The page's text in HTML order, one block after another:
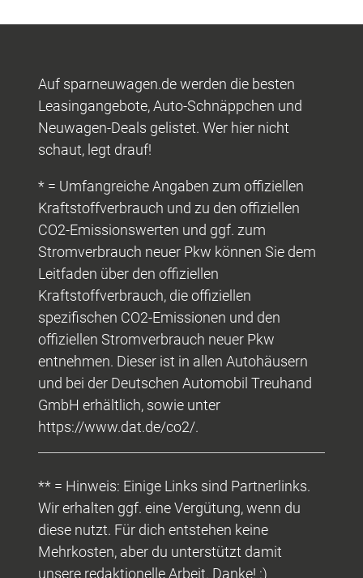
Auf sparneuwagen.de werden die besten
Leasingangebote, Auto-Schnäppchen und
Neuwagen-Deals gelistet. Wer hier nicht
schaut, legt drauf!
* = Umfangreiche Angaben zum offiziellen
Kraftstoffverbrauch und zu den offiziellen
CO2-Emissionswerten und ggf. zum
Stromverbrauch neuer Pkw können Sie dem
Leitfaden über den offiziellen
Kraftstoffverbrauch, die offiziellen
spezifischen CO2-Emissionen und den
offiziellen Stromverbrauch neuer Pkw
entnehmen. Dieser ist in allen Autohäusern
und bei der Deutschen Automobil Treuhand
GmbH erhältlich, sowie unter
https://www.dat.de/co2/.
** = Hinweis: Einige Links sind Partnerlinks.
Wir erhalten ggf. eine Vergütung, wenn du
diese nutzt. Für dich entstehen keine
Mehrkosten, aber du unterstützt damit
unsere redaktionelle Arbeit. Danke! :)